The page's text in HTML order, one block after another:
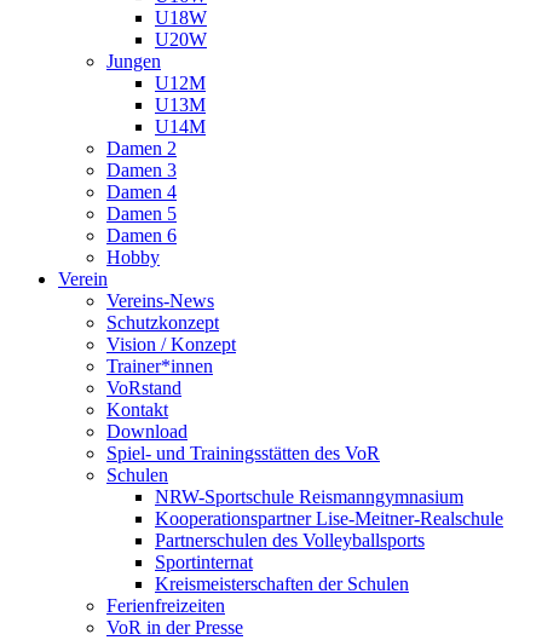
U18W
U20W
Jungen
U12M
U13M
U14M
Damen 2
Damen 3
Damen 4
Damen 5
Damen 6
Hobby
Verein
Vereins-News
Schutzkonzept
Vision / Konzept
Trainer*innen
VoRstand
Kontakt
Download
Spiel- und Trainingsstätten des VoR
Schulen
NRW-Sportschule Reismanngymnasium
Kooperationspartner Lise-Meitner-Realschule
Partnerschulen des Volleyballsports
Sportinternat
Kreismeisterschaften der Schulen
Ferienfreizeiten
VoR in der Presse